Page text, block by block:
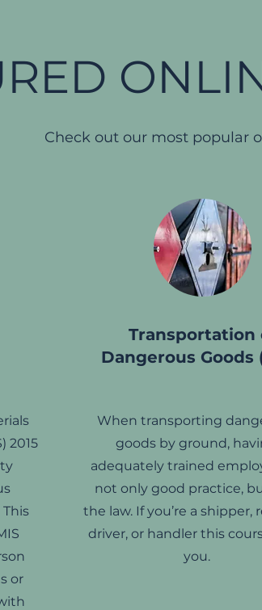
Check out our most popular
2015
or
Transportation
Dangerous Goods
When transporting
goods by ground,
adequately trained
not only good practice,
the law. If you’re a shipper,
driver, or handler this
you.